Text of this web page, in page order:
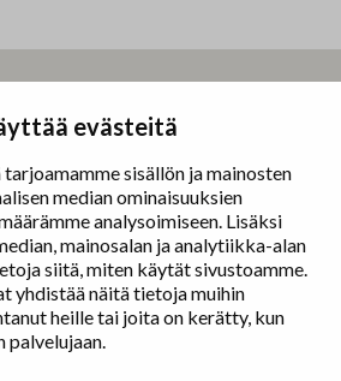
evästeitä
sisällön ja mainosten
median ominaisuuksien
analysoimiseen. Lisäksi
mainosalan ja analytiikka-alan
siitä, miten käytät sivustoamme.
yhdistää näitä tietoja muihin
heille tai joita on kerätty, kun
palvelujaan.